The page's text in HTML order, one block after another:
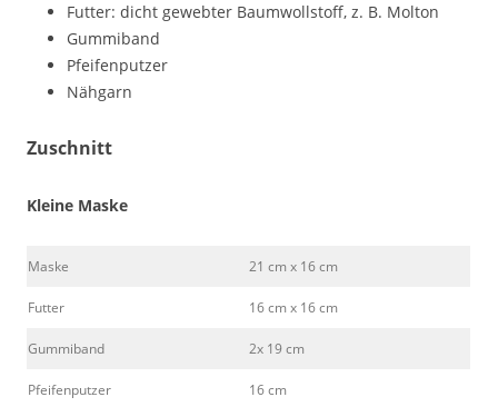
Futter: dicht gewebter Baumwollstoff, z. B. Molton
Gummiband
Pfeifenputzer
Nähgarn
Zuschnitt
Kleine Maske
Maske 21 cm x 16 cm
Futter 16 cm x 16 cm
Gummiband 2x 19 cm
Pfeifenputzer 16 cm